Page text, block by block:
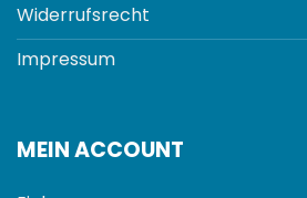
Widerrufsrecht
Impressum
MEIN ACCOUNT